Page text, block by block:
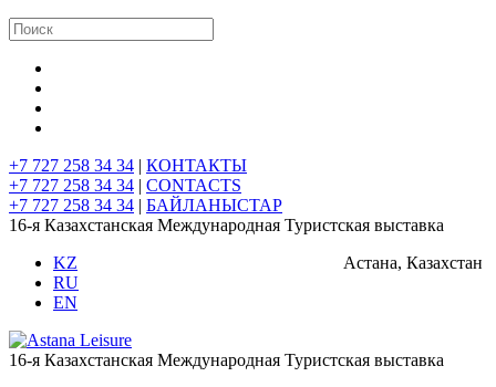
+7 727 258 34 34 | КОНТАКТЫ
+7 727 258 34 34 | CONTACTS
+7 727 258 34 34 | БАЙЛАНЫСТАР
16-я Казахстанская Международная Туристская выставка
Астана, Казахстан
KZ
RU
EN
16-я Казахстанская Международная Туристская выставка